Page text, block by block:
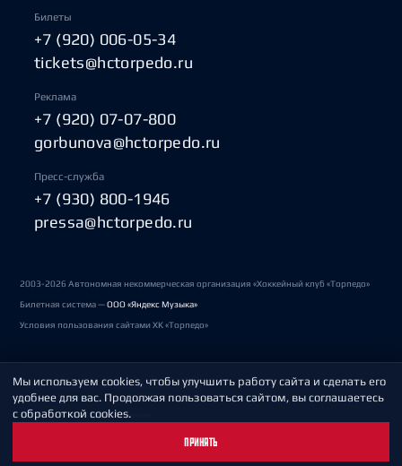
Билеты
+7 (920) 006-05-34
tickets@hctorpedo.ru
Реклама
+7 (920) 07-07-800
gorbunova@hctorpedo.ru
Пресс-служба
+7 (930) 800-1946
pressa@hctorpedo.ru
2003-2026 Автономная некоммерческая организация «Хоккейный клуб «Торпедо»
Билетная система —ООО «Яндекс Музыка»
Условия пользования сайтами ХК «Торпедо»
Политика обработки персональных данных
Пользовательское соглашение
Мы используем cookies, чтобы улучшить работу сайта и сделать его
удобнее для вас. Продолжая пользоваться сайтом, вы соглашаетесь
с обработкой cookies.
ПРИНЯТЬ